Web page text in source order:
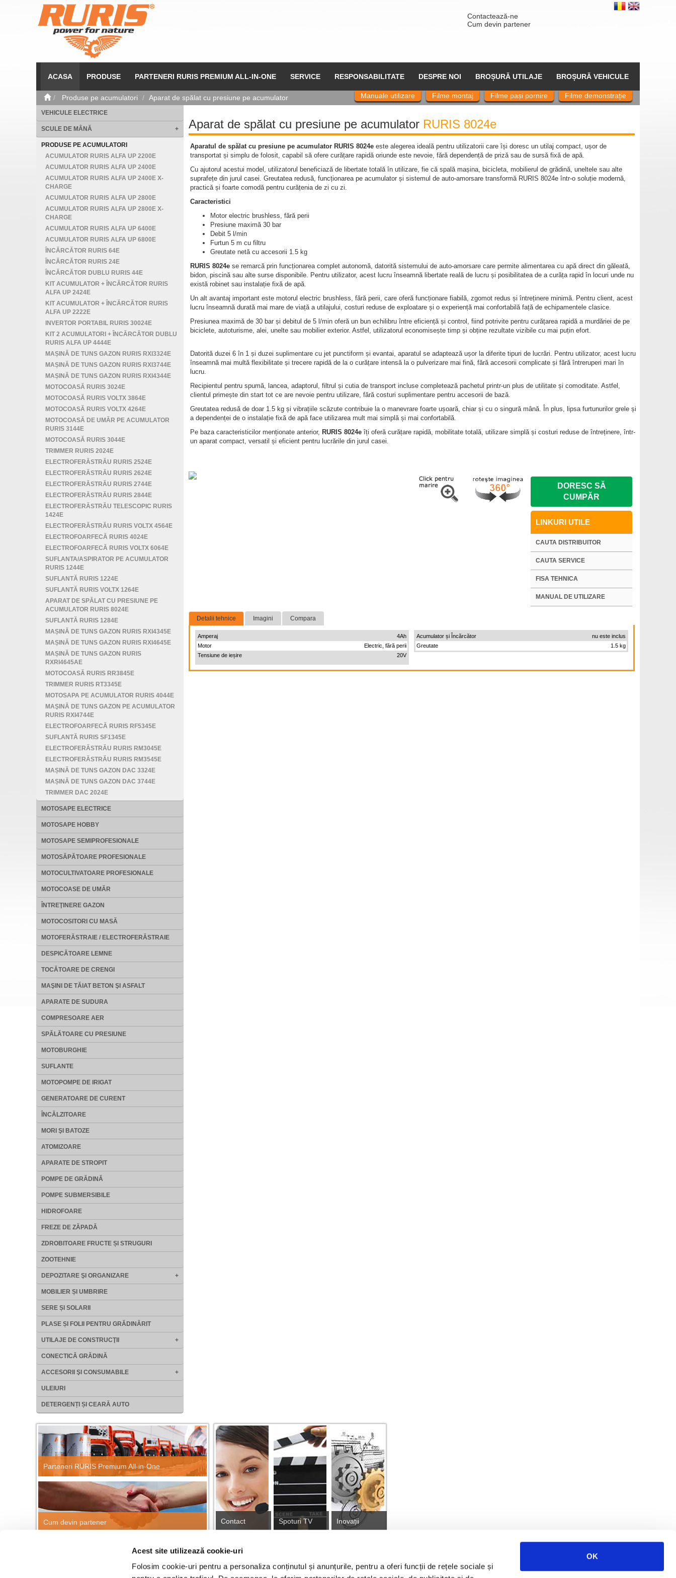
Acest site utilizează cookie-uri
Folosim cookie-uri pentru a personaliza conținutul și anunțurile, pentru a oferi funcții de rețele sociale și
OK
Contactează-ne
Cum devin partener
ACASA PRODUSE PARTENERI RURIS PREMIUM ALL-IN-ONE SERVICE RESPONSABILITATE DESPRE NOI BROȘURĂ UTILAJE BROȘURĂ VEHICULE
Produse pe acumulatori Aparat de spălat cu presiune pe acumulator Filme demonstrație
Filme pași pornire
Filme montaj
Manuale utilizare
VEHICULE ELECTRICE
SCULE DE MÂNĂ +
PRODUSE PE ACUMULATORI
ACUMULATOR RURIS ALFA UP 2200E
ACUMULATOR RURIS ALFA UP 2400E
ACUMULATOR RURIS ALFA UP 2400E X-
CHARGE
ACUMULATOR RURIS ALFA UP 2800E
ACUMULATOR RURIS ALFA UP 2800E X-
CHARGE
ACUMULATOR RURIS ALFA UP 6400E
ACUMULATOR RURIS ALFA UP 6800E
ÎNCĂRCĂTOR RURIS 64E
ÎNCĂRCĂTOR RURIS 24E
ÎNCĂRCĂTOR DUBLU RURIS 44E
KIT ACUMULATOR + ÎNCĂRCĂTOR RURIS
ALFA UP 2424E
KIT ACUMULATOR + ÎNCĂRCĂTOR RURIS
ALFA UP 2222E
INVERTOR PORTABIL RURIS 30024E
KIT 2 ACUMULATORI + ÎNCĂRCĂTOR DUBLU
RURIS ALFA UP 4444E
MAȘINĂ DE TUNS GAZON RURIS RXI3324E
MAȘINĂ DE TUNS GAZON RURIS RXI3744E
MAȘINĂ DE TUNS GAZON RURIS RXI4344E
MOTOCOASĂ RURIS 3024E
MOTOCOASĂ RURIS VOLTX 3864E
MOTOCOASĂ RURIS VOLTX 4264E
MOTOCOASĂ DE UMĂR PE ACUMULATOR
RURIS 3144E
MOTOCOASĂ RURIS 3044E
TRIMMER RURIS 2024E
ELECTROFERĂSTRĂU RURIS 2524E
ELECTROFERĂSTRĂU RURIS 2624E
ELECTROFERĂSTRĂU RURIS 2744E
ELECTROFERĂSTRĂU RURIS 2844E
ELECTROFERĂSTRĂU TELESCOPIC RURIS
1424E
ELECTROFERĂSTRĂU RURIS VOLTX 4564E
ELECTROFOARFECĂ RURIS 4024E
ELECTROFOARFECĂ RURIS VOLTX 6064E
SUFLANTA/ASPIRATOR PE ACUMULATOR
RURIS 1244E
SUFLANTĂ RURIS 1224E
SUFLANTĂ RURIS VOLTX 1264E
APARAT DE SPĂLAT CU PRESIUNE PE
ACUMULATOR RURIS 8024E
SUFLANTĂ RURIS 1284E
MAȘINĂ DE TUNS GAZON RURIS RXI4345E
MAȘINĂ DE TUNS GAZON RURIS RXI4645E
MAȘINĂ DE TUNS GAZON RURIS
RXRI4645AE
MOTOCOASĂ RURIS RR3845E
TRIMMER RURIS RT3345E
MOTOSAPA PE ACUMULATOR RURIS 4044E
MAŞINĂ DE TUNS GAZON PE ACUMULATOR
RURIS RXI4744E
ELECTROFOARFECĂ RURIS RF5345E
SUFLANTĂ RURIS SF1345E
ELECTROFERĂSTRĂU RURIS RM3045E
ELECTROFERĂSTRĂU RURIS RM3545E
MAȘINĂ DE TUNS GAZON DAC 3324E
MAȘINĂ DE TUNS GAZON DAC 3744E
TRIMMER DAC 2024E
MOTOSAPE ELECTRICE
MOTOSAPE HOBBY
MOTOSAPE SEMIPROFESIONALE
MOTOSĂPĂTOARE PROFESIONALE
MOTOCULTIVATOARE PROFESIONALE
MOTOCOASE DE UMĂR
ÎNTREŢINERE GAZON
MOTOCOSITORI CU MASĂ
MOTOFERĂSTRAIE / ELECTROFERĂSTRAIE
DESPICĂTOARE LEMNE
TOCĂTOARE DE CRENGI
MAŞINI DE TĂIAT BETON ŞI ASFALT
APARATE DE SUDURA
COMPRESOARE AER
SPĂLĂTOARE CU PRESIUNE
MOTOBURGHIE
SUFLANTE
MOTOPOMPE DE IRIGAT
GENERATOARE DE CURENT
ÎNCĂLZITOARE
MORI ŞI BATOZE
ATOMIZOARE
APARATE DE STROPIT
POMPE DE GRĂDINĂ
POMPE SUBMERSIBILE
HIDROFOARE
FREZE DE ZĂPADĂ
ZDROBITOARE FRUCTE ȘI STRUGURI
ZOOTEHNIE
DEPOZITARE ŞI ORGANIZARE +
MOBILIER ȘI UMBRIRE
SERE ȘI SOLARII
PLASE ȘI FOLII PENTRU GRĂDINĂRIT
UTILAJE DE CONSTRUCŢII +
CONECTICĂ GRĂDINĂ
ACCESORII ŞI CONSUMABILE +
ULEIURI
DETERGENȚI ȘI CEARĂ AUTO
Aparat de spălat cu presiune pe acumulatorRURIS 8024e
Aparatul de spălat cu presiune pe acumulator RURIS 8024eeste alegerea ideală pentru utilizatorii care își doresc un utilaj compact, ușor de
transportat și simplu de folosit, capabil să ofere curățare rapidă oriunde este nevoie, fără dependență de priză sau de sursă fixă de apă.
Cu ajutorul acestui model, utilizatorul beneficiază de libertate totală în utilizare, fie că spală mașina, bicicleta, mobilierul de grădină, uneltele sau alte
suprafețe din jurul casei. Greutatea redusă, funcționarea pe acumulator și sistemul de auto-amorsare transformă RURIS 8024e într-o soluție modernă,
practică și foarte comodă pentru curățenia de zi cu zi.
Caracteristici
Motor electric brushless, fără perii
Presiune maximă 30 bar
Debit 5 l/min
Furtun 5 m cu filtru
Greutate netă cu accesorii 1.5 kg
RURIS 8024ese remarcă prin funcționarea complet autonomă, datorită sistemului de auto-amorsare care permite alimentarea cu apă direct din găleată,
bidon, piscină sau alte surse disponibile. Pentru utilizator, acest lucru înseamnă libertate reală de lucru și posibilitatea de a curăța rapid în locuri unde nu
există robinet sau instalație fixă de apă.
Un alt avantaj important este motorul electric brushless, fără perii, care oferă funcționare fiabilă, zgomot redus și întreținere minimă. Pentru client, acest
lucru înseamnă durată mai mare de viață a utilajului, costuri reduse de exploatare și o experiență mai confortabilă față de echipamentele clasice.
Presiunea maximă de 30 bar și debitul de 5 l/min oferă un bun echilibru între eficiență și control, fiind potrivite pentru curățarea rapidă a murdăriei de pe
biciclete, autoturisme, alei, unelte sau mobilier exterior. Astfel, utilizatorul economisește timp și obține rezultate vizibile cu mai puțin efort.
Datorită duzei 6 în 1 și duzei suplimentare cu jet punctiform și evantai, aparatul se adaptează ușor la diferite tipuri de lucrări. Pentru utilizator, acest lucru
înseamnă mai multă flexibilitate și trecere rapidă de la o curățare intensă la o pulverizare mai fină, fără accesorii complicate și fără întreruperi mari în
lucru.
Recipientul pentru spumă, lancea, adaptorul, filtrul și cutia de transport incluse completează pachetul printr-un plus de utilitate și comoditate. Astfel,
clientul primește din start tot ce are nevoie pentru utilizare, fără costuri suplimentare pentru accesorii de bază.
Greutatea redusă de doar 1.5 kg și vibrațiile scăzute contribuie la o manevrare foarte ușoară, chiar și cu o singură mână. În plus, lipsa furtunurilor grele și
a dependenței de o instalație fixă de apă face utilizarea mult mai simplă și mai confortabilă.
Pe baza caracteristicilor menționate anterior, RURIS 8024eîți oferă curățare rapidă, mobilitate totală, utilizare simplă și costuri reduse de întreținere, într-
un aparat compact, versatil și eficient pentru lucrările din jurul casei.
DORESC SĂ
CUMPĂR
LINKURI UTILE
CAUTA DISTRIBUITOR
CAUTA SERVICE
FISA TEHNICA
MANUAL DE UTILIZARE
Detalii tehnice Imagini Compara
Amperaj
4Ah
Motor
Electric, fără perii
Tensiune de ieșire
20V
Acumulator și Încărcător
nu este inclus
Greutate
1.5 kg
Parteneri RURIS Premium All-in-One
Cum devin partener Contact Spoturi TV Inovații
CĂUTARE RAPIDĂ PRODUSE